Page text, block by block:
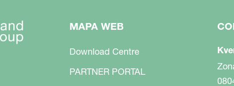
MAPA WEB
Download Centre
PARTNER PORTAL